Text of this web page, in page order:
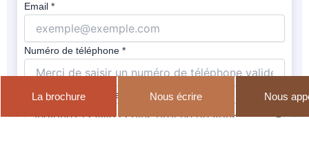
La brochure Nous écrire Nous
Email *
Message
Nom
Numéro de téléphone *
Centre de rattachement